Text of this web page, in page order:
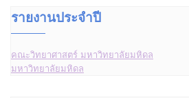
รายงานประจำปี
คณะวิทยาศาสตร์ มหาวิทยาลัยมหิดล
มหาวิทยาลัยมหิดล